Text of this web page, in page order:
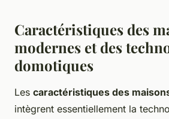
Caractéristiques des
modernes et des
domotiques
Les caractéristiques des
intègrent essentiellement la